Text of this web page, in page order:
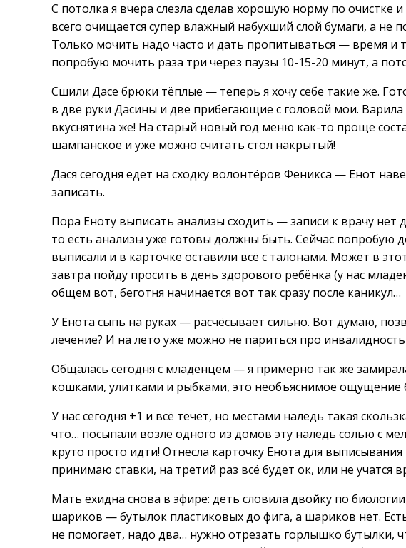
С потолка я вчера слезла сделав хорошую норму по очистке
всего очищается супер влажный набухший слой бумаги, а не
Только мочить надо часто и дать пропитываться — время и
попробую мочить раза три через паузы 10-15-20 минут, а
Сшили Дасе брюки тёплые — теперь я хочу себе такие же.
в две руки Дасины и две прибегающие с головой мои.
вкуснятина же! На старый новый год меню как-то проще
шампанское и уже можно считать стол накрытый!
Дася сегодня едет на сходку волонтёров Феникса — Енот
записать.
Пора Еноту выписать анализы сходить — записи к врачу нет
то есть анализы уже готовы должны быть. Сейчас попробую
выписали и в карточке оставили всё с талонами. Может в
завтра пойду просить в день здорового ребёнка (у нас
общем вот, беготня начинается вот так сразу после каникул…
У Енота сыпь на руках — расчёсывает сильно. Вот думаю,
лечение? И на лето уже можно не париться про
Общалась сегодня с младенцем — я примерно так же
кошками, улитками и рыбками, это необъяснимое ощущение
У нас сегодня +1 и всё течёт, но местами наледь такая
что… посыпали возле одного из домов эту наледь солью с
круто просто идти! Отнесла карточку Енота для
принимаю ставки, на третий раз всё будет ок, или не учатся
Мать ехидна снова в эфире: деть словила двойку по
шариков — бутылок пластиковых до фига, а шариков нет.
не помогает, надо два… нужно отрезать горлышко бутылки,